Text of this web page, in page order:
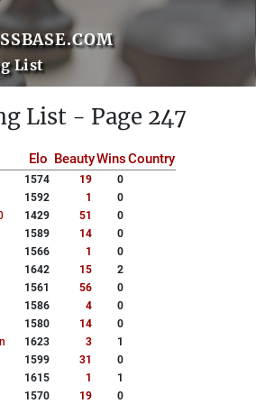
List
List - Page 247
Elo BeautyWinsCountry
1574 19
0
1592 1
0
1429 51
0
1589 14
0
1566 1
0
1642 15
2
1561 56
0
1586 4
0
1580 14
0
1623 3
1
1599 31
0
1615 1
1
1570 19
0